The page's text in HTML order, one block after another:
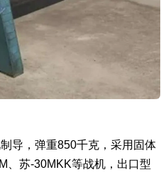
导，弹重850千克，采用固体
、苏-30MKK等战机，出口型